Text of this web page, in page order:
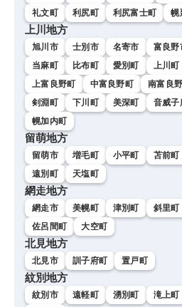
礼文町
利尻町 利尻富士町 幌
上川地方
旭川市 士別市 名寄市 富良野
当麻町
比布町 愛別町 上川町
上富良野町
中富良野町 南富良
剣淵町
下川町 美深町 音威子
幌加内町
留萌地方
留萌市 増毛町 小平町 苫前町
遠別町
天塩町
網走地方
網走市 美幌町 津別町 斜里町
佐呂間町
大空町
北見地方
北見市 訓子府町 置戸町
紋別地方
紋別市 遠軽町 湧別町 滝上町